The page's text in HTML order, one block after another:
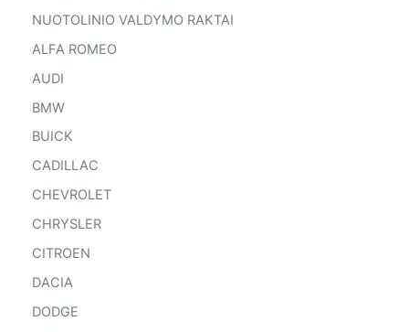
NUOTOLINIO VALDYMO RAKTAI
ALFA ROMEO
AUDI
BMW
BUICK
CADILLAC
CHEVROLET
CHRYSLER
CITROEN
DACIA
DODGE